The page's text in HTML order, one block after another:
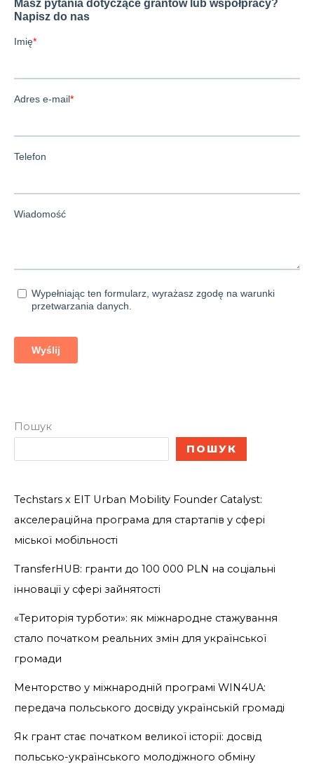
Пошук
ПОШУК
Techstars x EIT Urban Mobility Founder Catalyst:
акселераційна програма для стартапів у сфері
міської мобільності
TransferHUB: гранти до 100 000 PLN на соціальні
інновації у сфері зайнятості
«Територія турботи»: як міжнародне стажування
стало початком реальних змін для української
громади
Менторство у міжнародній програмі WIN4UA:
передача польського досвіду українській громаді
Як грант стає початком великої історії: досвід
польсько-українського молодіжного обміну